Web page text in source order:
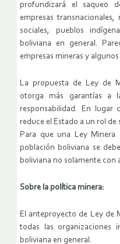
profundizará el saqueo
empresas
sociales, pueblos
boliviana en general.
empresas mineras y
La propuesta de Ley de
otorga más garantías a
responsabilidad. En lugar
reduce el Estado a un rol de
Para que una Ley Minera
población boliviana se
boliviana no solamente con
Sobre la política minera:
El anteproyecto de Ley de
todas las organizaciones
boliviana en general.